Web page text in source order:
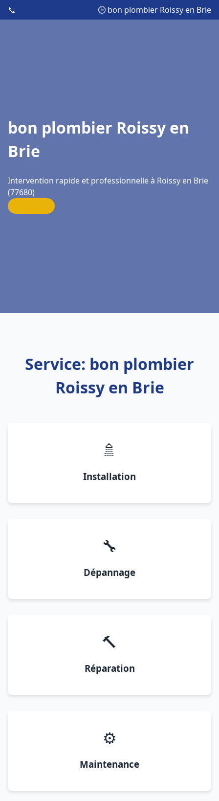
📞 🕒 bon plombier Roissy en Brie
bon plombier Roissy en
Brie
Intervention rapide et professionnelle à Roissy en Brie
(77680)
Service: bon plombier
Roissy en Brie
🚿
Installation
🔧
Dépannage
🔨
Réparation
⚙️
Maintenance